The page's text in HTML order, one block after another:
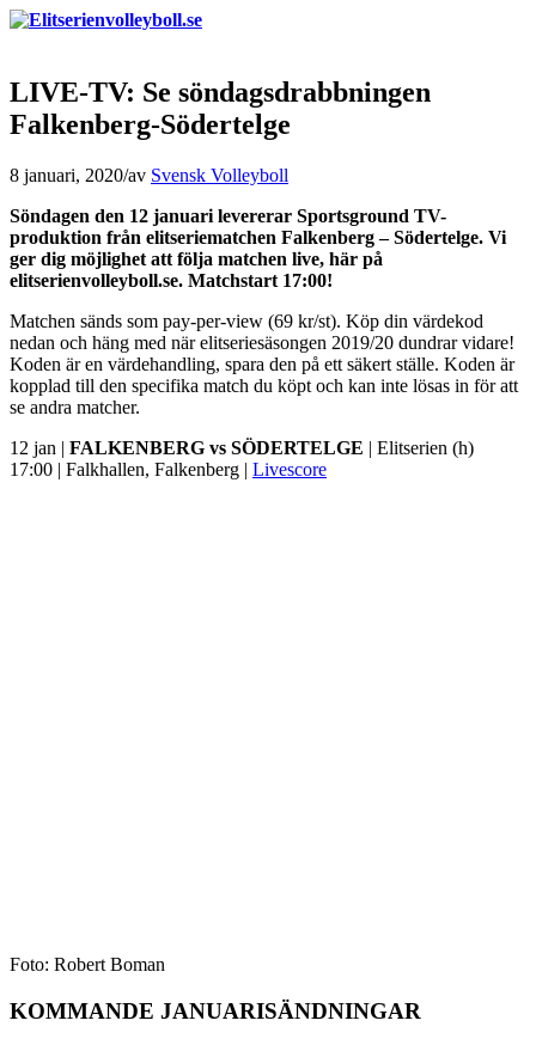
LIVE-TV: Se söndagsdrabbningen
Falkenberg-Södertelge
8 januari, 2020/av Svensk Volleyboll
Söndagen den 12 januari levererar Sportsground TV-
produktion från elitseriematchen Falkenberg – Södertelge. Vi
ger dig möjlighet att följa matchen live, här på
elitserienvolleyboll.se. Matchstart 17:00!
Matchen sänds som pay-per-view (69 kr/st). Köp din värdekod
nedan och häng med när elitseriesäsongen 2019/20 dundrar vidare!
Koden är en värdehandling, spara den på ett säkert ställe. Koden är
kopplad till den specifika match du köpt och kan inte lösas in för att
se andra matcher.
12 jan | FALKENBERG vs SÖDERTELGE | Elitserien (h)
17:00 | Falkhallen, Falkenberg | Livescore
Foto: Robert Boman
KOMMANDE JANUARISÄNDNINGAR